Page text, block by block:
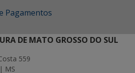
Pagamentos
DE MATO GROSSO DO SUL
559
MS